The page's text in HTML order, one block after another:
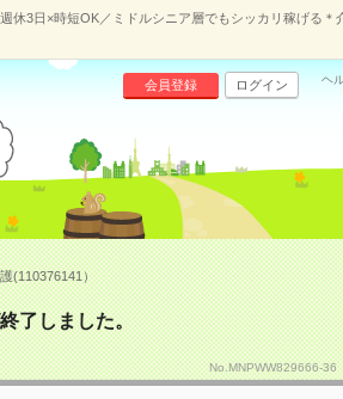
休3日×時短OK／ミドルシニア層でもシッカリ稼げる＊
会員登録 ログイン ヘ
(110376141）
了しました。
No.MNPWW829666-36